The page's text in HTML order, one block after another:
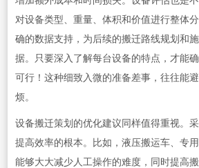
对设备类型、重量、体积和价值进行整体
确的数据支持，为后续的搬迁路线规划和
据。只要深入了解每台设备的特点，才能
可行！这种细致入微的准备差事，往往能
烦。
设备搬迁策划的优化建议同样值得重视。
提高效率的根本。比如，液压搬运车、专
能够大大减少人工操作的难度，同时提高